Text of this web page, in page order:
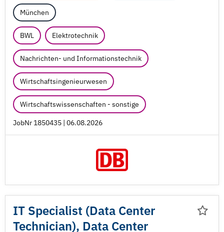
München
BWL Elektrotechnik
Nachrichten- und Informationstechnik
Wirtschaftsingenieurwesen
Wirtschaftswissenschaften - sonstige
JobNr 1850435 | 06.08.2026
IT Specialist (Data Center
Technician), Data Center